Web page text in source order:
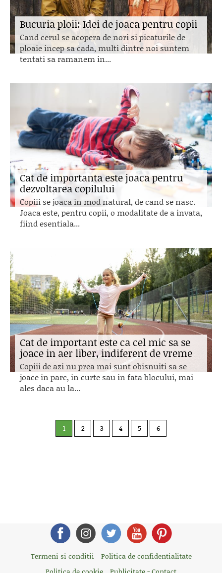
Bucuria ploii: Idei de joaca pentru copii
Cand cerul se acopera de nori si picaturile de
ploaie incep sa cada, multi dintre noi suntem
tentati sa ramanem in...
Cat de importanta este joaca pentru
dezvoltarea copilului
Copiii se joaca in mod natural, de cand se nasc.
Joaca este, pentru copii, o modalitate de a invata,
fiind esentiala...
Cat de important este ca cel mic sa se
joace in aer liber, indiferent de vreme
Copiii de azi nu prea mai sunt obisnuiti sa se
joace in parc, in curte sau in fata blocului, mai
ales daca au la...
1 2 3 4 5 6
Termeni si conditii
Politica de confidentialitate